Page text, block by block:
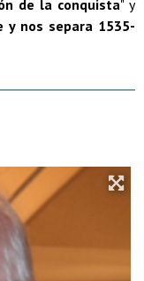
de la conquista" y
y nos separa 1535-